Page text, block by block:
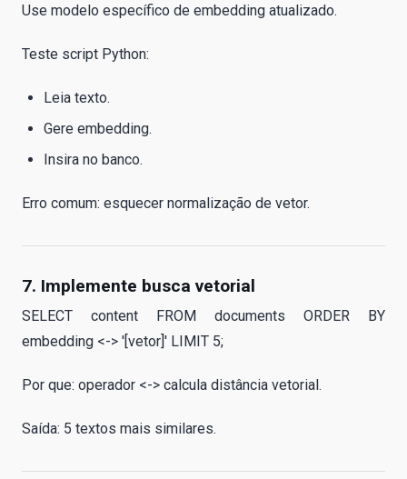
Use modelo específico de embedding atualizado.
Teste script Python:
Leia texto.
Gere embedding.
Insira no banco.
Erro comum: esquecer normalização de vetor.
7. Implemente busca vetorial
SELECT content FROM documents ORDER BY
embedding <-> '[vetor]' LIMIT 5;
Por que: operador <-> calcula distância vetorial.
Saída: 5 textos mais similares.